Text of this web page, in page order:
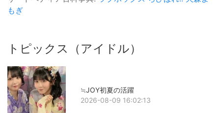
もぎ
トピックス（アイドル）
≒JOY初夏の活躍
2026-08-09 16:02:13